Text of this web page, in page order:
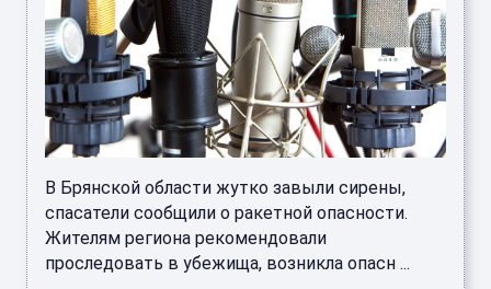
В Брянской области жутко завыли сирены,
спасатели сообщили о ракетной опасности.
Жителям региона рекомендовали
проследовать в убежища, возникла опасн ...